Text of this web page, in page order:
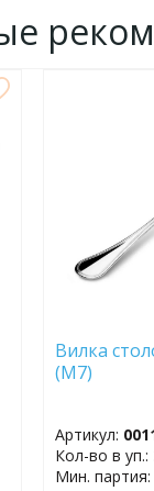
Вилка
(М7)
Артикул:
Кол-во в уп.:
Мин. партия: